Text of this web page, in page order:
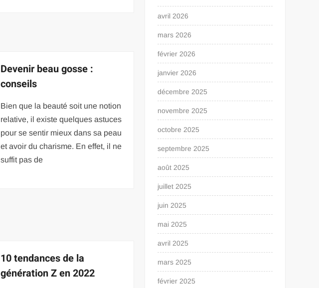
Devenir beau gosse :
conseils
Bien que la beauté soit une notion
relative, il existe quelques astuces
pour se sentir mieux dans sa peau
et avoir du charisme. En effet, il ne
suffit pas de
10 tendances de la
génération Z en 2022
avril 2026
mars 2026
février 2026
janvier 2026
décembre 2025
novembre 2025
octobre 2025
septembre 2025
août 2025
juillet 2025
juin 2025
mai 2025
avril 2025
mars 2025
février 2025